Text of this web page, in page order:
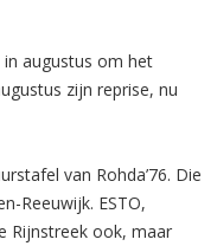
in augustus om het
zijn reprise, nu
van Rohda’76. Die
Reeuwijk. ESTO,
Rijnstreek ook, maar